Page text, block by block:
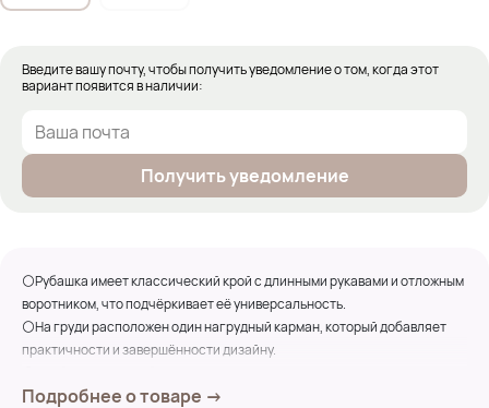
Введите вашу почту, чтобы получить уведомление о том, когда этот
вариант появится в наличии:
Получить уведомление
⚪Рубашка имеет классический крой с длинными рукавами и отложным
воротником, что подчёркивает её универсальность.
⚪На груди расположен один нагрудный карман, который добавляет
практичности и завершённости дизайну.
делает её идеальной для повседневного ношения.
Подробнее о товаре →